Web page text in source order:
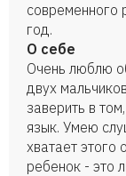
современного
год.
О себе
Очень люблю
двух
заверить в
язык. Умею
хватает этого
ребенок - это